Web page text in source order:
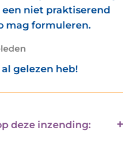
een niet praktiserend
mag formuleren.
gelezen heb!
deze inzending: